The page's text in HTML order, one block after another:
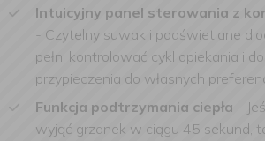
Intuicyjny panel sterowania z
- Czytelny suwak i podświetlane
pełni kontrolować cykl opiekania i
przypieczenia do własnych
Funkcja podtrzymania ciepła -
wyjąć grzanek w ciągu 45 sekund,